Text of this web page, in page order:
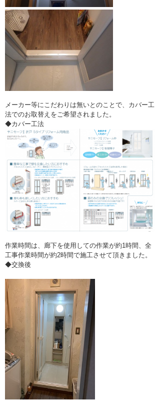
メーカー等にこだわりは無いとのことで、カバー工
法でのお取替えをご希望されました。
◆カバー工法
作業時間は、廊下を使用しての作業が約1時間、全
工事作業時間が約2時間で施工させて頂きました。
◆交換後